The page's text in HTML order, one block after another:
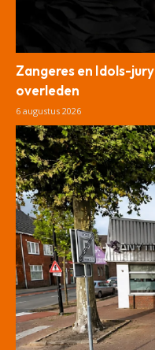
Zangeres en Idols-
overleden
6 augustus 2026